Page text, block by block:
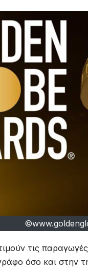
τις
όσο και στην